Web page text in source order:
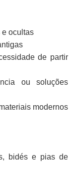
e ocultas
de partir
ou soluções
modernos
bidés e pias de